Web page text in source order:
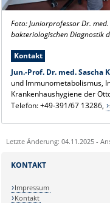
Foto:Juniorprofessor Dr.
bakteriologischen Diagnostik
Kontakt
Jun.-Prof. Dr. med. Sascha
und Immunometabolismus,
Krankenhaushygiene der
Telefon: +49-391/67 13286,
Letzte Änderung: 04.11.2025 -
KONTAKT
Impressum
Kontakt